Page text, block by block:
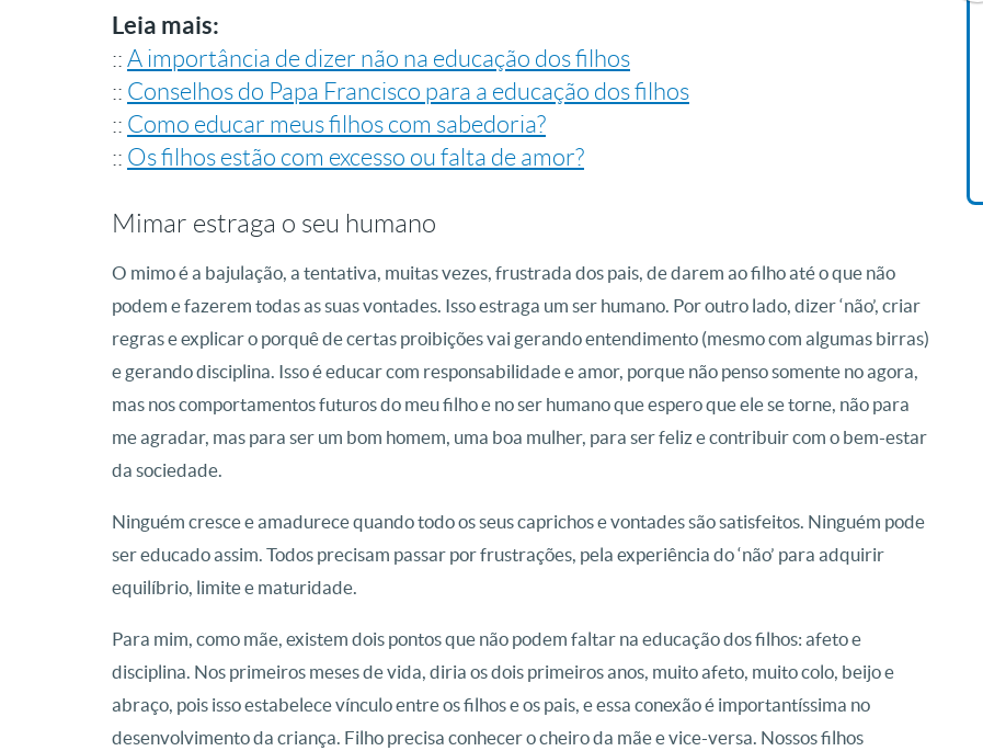
Leia mais:
:: A importância de dizer não na educação dos filhos
:: Conselhos do Papa Francisco para a educação dos filhos
:: Como educar meus filhos com sabedoria?
:: Os filhos estão com excesso ou falta de amor?
Mimar estraga o seu humano
O mimo é a bajulação, a tentativa, muitas vezes, frustrada dos pais, de darem ao filho até o que não
podem e fazerem todas as suas vontades. Isso estraga um ser humano. Por outro lado, dizer ‘não’, criar
regras e explicar o porquê de certas proibições vai gerando entendimento (mesmo com algumas birras)
e gerando disciplina. Isso é educar com responsabilidade e amor, porque não penso somente no agora,
mas nos comportamentos futuros do meu filho e no ser humano que espero que ele se torne, não para
me agradar, mas para ser um bom homem, uma boa mulher, para ser feliz e contribuir com o bem-estar
da sociedade.
Ninguém cresce e amadurece quando todo os seus caprichos e vontades são satisfeitos. Ninguém pode
ser educado assim. Todos precisam passar por frustrações, pela experiência do ‘não’ para adquirir
equilíbrio, limite e maturidade.
Para mim, como mãe, existem dois pontos que não podem faltar na educação dos filhos: afeto e
disciplina. Nos primeiros meses de vida, diria os dois primeiros anos, muito afeto, muito colo, beijo e
abraço, pois isso estabelece vínculo entre os filhos e os pais, e essa conexão é importantíssima no
desenvolvimento da criança. Filho precisa conhecer o cheiro da mãe e vice-versa. Nossos filhos